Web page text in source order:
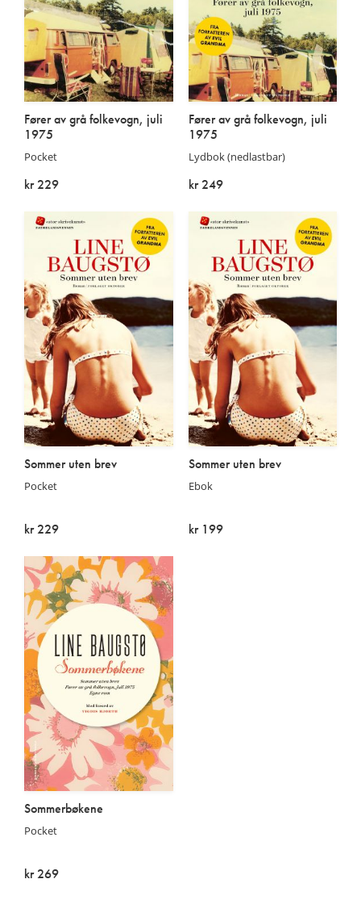
Fører av grå folkevogn, juli
1975
Pocket
kr 229
Fører av grå folkevogn, juli
1975
Lydbok (nedlastbar)
kr 249
Sommer uten brev
Pocket
kr 229
Sommer uten brev
Ebok
kr 199
Sommerbøkene
Pocket
kr 269